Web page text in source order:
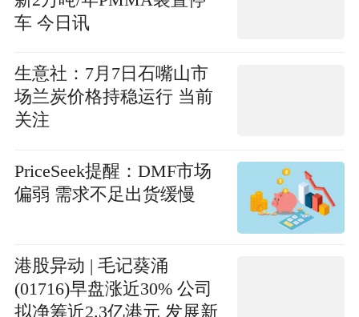
车 今日讯
生意社：7月7日石嘴山市
场兰炭价格持稳运行 当前
关注
PriceSeek提醒：DMF市场
偏弱 需求不足出货缓慢
港股异动 | 毛记葵涌
(01716)早盘涨近30% 公司
拟净筹近2.3亿港元 发展新